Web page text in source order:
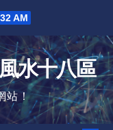
AM
水十八區
站！